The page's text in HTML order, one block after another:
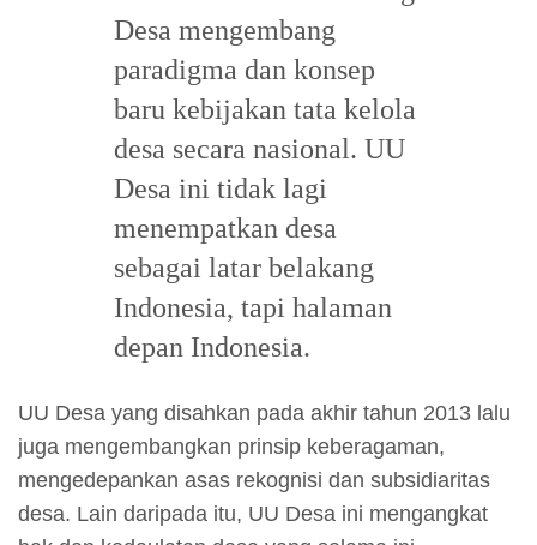
Desa mengembang
paradigma dan konsep
baru kebijakan tata kelola
desa secara nasional. UU
Desa ini tidak lagi
menempatkan desa
sebagai latar belakang
Indonesia, tapi halaman
depan Indonesia.
UU Desa yang disahkan pada akhir tahun 2013 lalu
juga mengembangkan prinsip keberagaman,
mengedepankan asas rekognisi dan subsidiaritas
desa. Lain daripada itu, UU Desa ini mengangkat